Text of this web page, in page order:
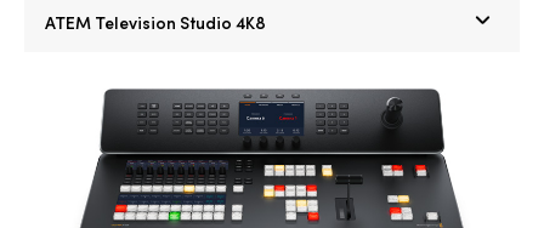
Tech Specs
Austria
Brazil
Canada
ATEM Television Studio 4K8